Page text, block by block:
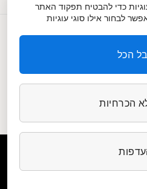
|תנאי שימוש ופרטיות
כדי להבטיח תפקוד האתר
לבחור אילו סוגי עוגיות
הכל
הכרחיות